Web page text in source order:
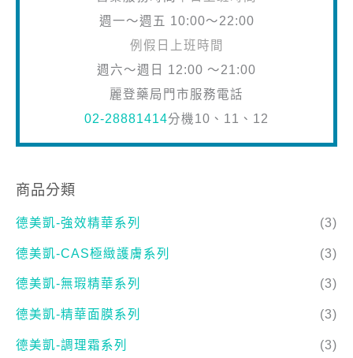
週一～週五 10:00～22:00
例假日上班時間
週六～週日 12:00 ～21:00
麗登藥局門市服務電話
02-28881414分機10、11、12
商品分類
德美凱-強效精華系列 (3)
德美凱-CAS極緻護膚系列 (3)
德美凱-無瑕精華系列 (3)
德美凱-精華面膜系列 (3)
德美凱-調理霜系列 (3)